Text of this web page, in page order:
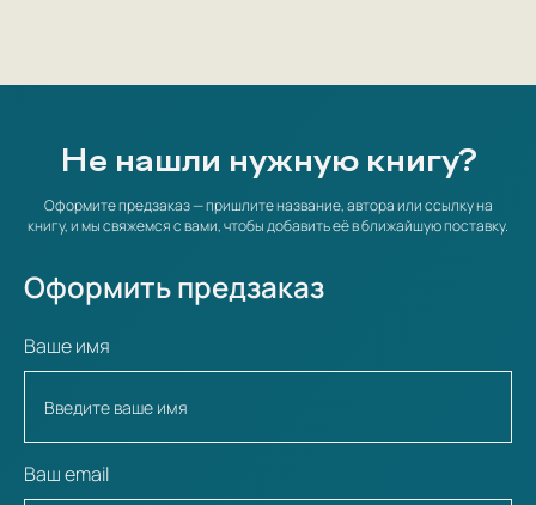
Не нашли нужную книгу?
Оформите предзаказ — пришлите название, автора или ссылку на
книгу, и мы свяжемся с вами, чтобы добавить её в ближайшую поставку.
Оформить предзаказ
Ваше имя
Ваш email